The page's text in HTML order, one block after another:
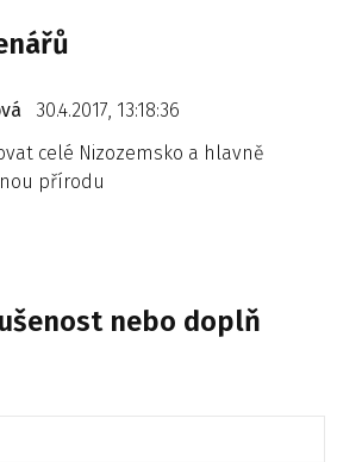
30.4.2017, 13:18:36
celé Nizozemsko a hlavně
přírodu
nebo doplň